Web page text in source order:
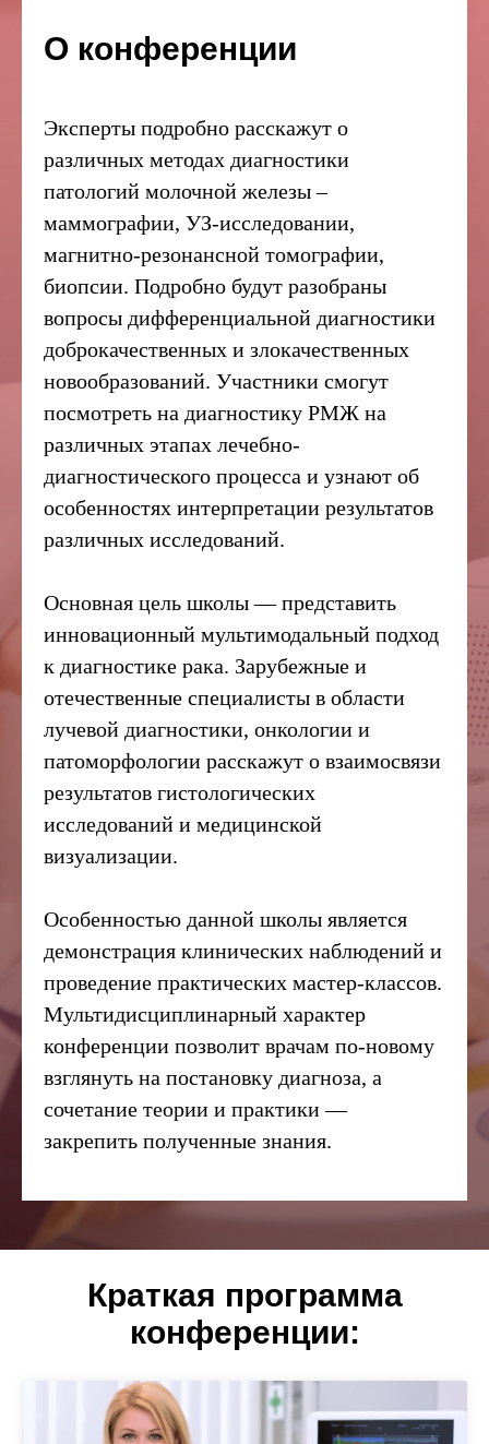
О конференции
Эксперты подробно расскажут о
различных методах диагностики
патологий молочной железы –
маммографии, УЗ-исследовании,
магнитно-резонансной томографии,
биопсии. Подробно будут разобраны
вопросы дифференциальной диагностики
доброкачественных и злокачественных
новообразований. Участники смогут
посмотреть на диагностику РМЖ на
различных этапах лечебно-
диагностического процесса и узнают об
особенностях интерпретации результатов
различных исследований.
Основная цель школы — представить
инновационный мультимодальный подход
к диагностике рака. Зарубежные и
отечественные специалисты в области
лучевой диагностики, онкологии и
патоморфологии расскажут о взаимосвязи
результатов гистологических
исследований и медицинской
визуализации.
Особенностью данной школы является
демонстрация клинических наблюдений и
проведение практических мастер-классов.
Мультидисциплинарный характер
конференции позволит врачам по-новому
взглянуть на постановку диагноза, а
сочетание теории и практики —
закрепить полученные знания.
Краткая программа
конференции: